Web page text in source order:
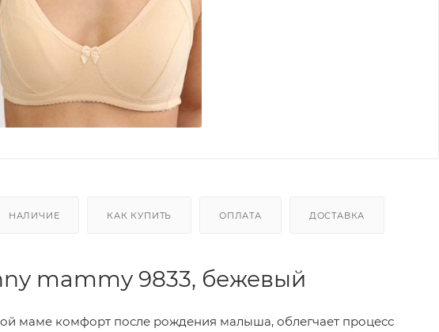
НАЛИЧИЕ КАК КУПИТЬ ОПЛАТА ДОСТАВКА
mammy 9833, бежевый
маме комфорт после рождения малыша, облегчает процесс